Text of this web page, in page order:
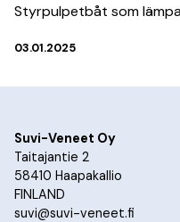
Styrpulpetbåt som
03.01.2025
Suvi-Veneet Oy
Taitajantie 2
58410 Haapakallio
FINLAND
suvi@suvi-veneet.fi